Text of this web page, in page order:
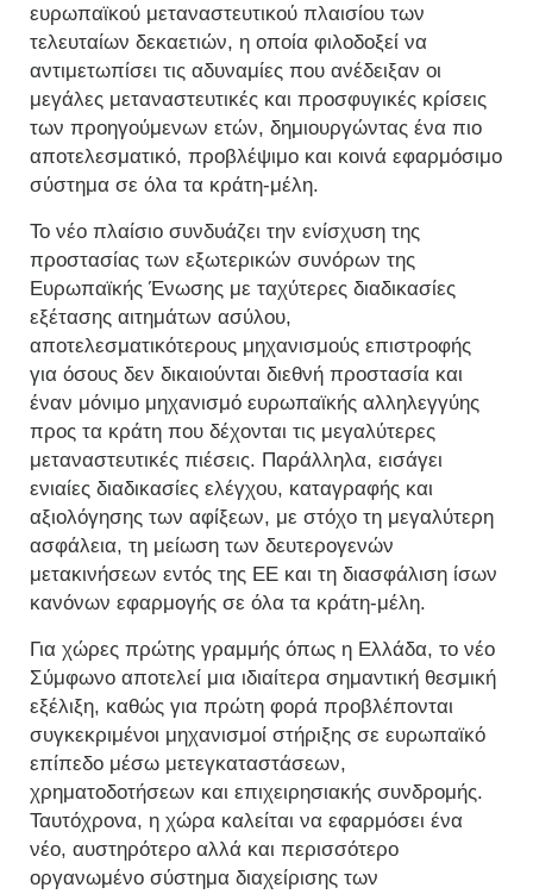
ευρωπαϊκού μεταναστευτικού πλαισίου των
τελευταίων δεκαετιών, η οποία φιλοδοξεί να
αντιμετωπίσει τις αδυναμίες που ανέδειξαν οι
μεγάλες μεταναστευτικές και προσφυγικές κρίσεις
των προηγούμενων ετών, δημιουργώντας ένα πιο
αποτελεσματικό, προβλέψιμο και κοινά εφαρμόσιμο
σύστημα σε όλα τα κράτη-μέλη.
Το νέο πλαίσιο συνδυάζει την ενίσχυση της
προστασίας των εξωτερικών συνόρων της
Ευρωπαϊκής Ένωσης με ταχύτερες διαδικασίες
εξέτασης αιτημάτων ασύλου,
αποτελεσματικότερους μηχανισμούς επιστροφής
για όσους δεν δικαιούνται διεθνή προστασία και
έναν μόνιμο μηχανισμό ευρωπαϊκής αλληλεγγύης
προς τα κράτη που δέχονται τις μεγαλύτερες
μεταναστευτικές πιέσεις. Παράλληλα, εισάγει
ενιαίες διαδικασίες ελέγχου, καταγραφής και
αξιολόγησης των αφίξεων, με στόχο τη μεγαλύτερη
ασφάλεια, τη μείωση των δευτερογενών
μετακινήσεων εντός της ΕΕ και τη διασφάλιση ίσων
κανόνων εφαρμογής σε όλα τα κράτη-μέλη.
Για χώρες πρώτης γραμμής όπως η Ελλάδα, το νέο
Σύμφωνο αποτελεί μια ιδιαίτερα σημαντική θεσμική
εξέλιξη, καθώς για πρώτη φορά προβλέπονται
συγκεκριμένοι μηχανισμοί στήριξης σε ευρωπαϊκό
επίπεδο μέσω μετεγκαταστάσεων,
χρηματοδοτήσεων και επιχειρησιακής συνδρομής.
Ταυτόχρονα, η χώρα καλείται να εφαρμόσει ένα
νέο, αυστηρότερο αλλά και περισσότερο
οργανωμένο σύστημα διαχείρισης των